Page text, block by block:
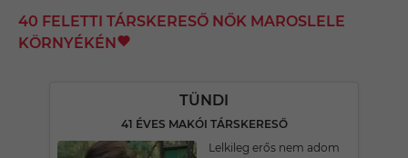
40 FELETTI TÁRSKERESŐ NŐK MAROSLELE
KÖRNYÉKÉN
TÜNDI
41 ÉVES MAKÓI TÁRSKERESŐ
Lelkileg erős nem adom